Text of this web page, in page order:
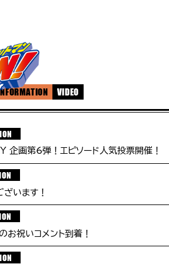
VIDEO
画第6弾！エピソード人気投票開催！
います！
お祝いコメント到着！